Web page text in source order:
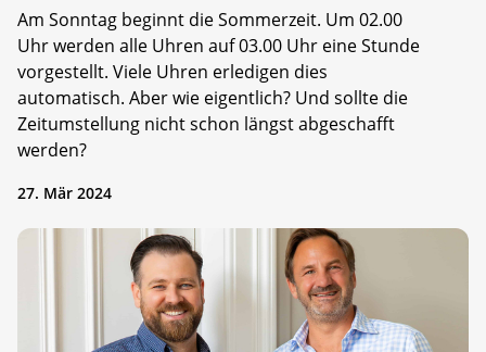
Am Sonntag beginnt die Sommerzeit. Um 02.00
Uhr werden alle Uhren auf 03.00 Uhr eine Stunde
vorgestellt. Viele Uhren erledigen dies
automatisch. Aber wie eigentlich? Und sollte die
Zeitumstellung nicht schon längst abgeschafft
werden?
27. Mär 2024